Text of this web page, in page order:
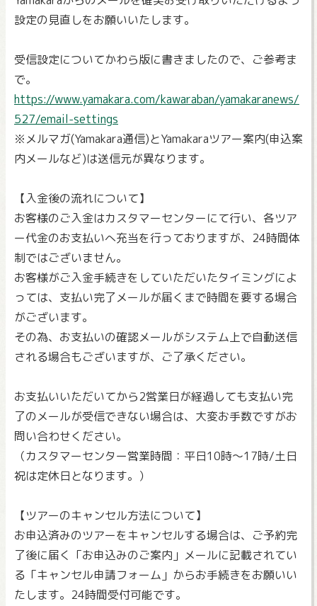
設定の見直しをお願いいたします。
受信設定についてかわら版に書きましたので、ご参考ま
で。
https://www.yamakara.com/kawaraban/yamakaranews/
527/email-settings
※メルマガ(Yamakara通信)とYamakaraツアー案内(申込案
内メールなど)は送信元が異なります。
【入金後の流れについて】
お客様のご入金はカスタマーセンターにて行い、各ツア
ー代金のお支払いへ充当を行っておりますが、24時間体
制ではございません。
お客様がご入金手続きをしていただいたタイミングによ
っては、支払い完了メールが届くまで時間を要する場合
がございます。
その為、お支払いの確認メールがシステム上で自動送信
される場合もございますが、ご了承ください。
お支払いいただいてから2営業日が経過しても支払い完
了のメールが受信できない場合は、大変お手数ですがお
問い合わせください。
（カスタマーセンター営業時間：平日10時～17時/土日
祝は定休日となります。）
【ツアーのキャンセル方法について】
お申込済みのツアーをキャンセルする場合は、ご予約完
了後に届く「お申込みのご案内」メールに記載されてい
る「キャンセル申請フォーム」からお手続きをお願いい
たします。24時間受付可能です。